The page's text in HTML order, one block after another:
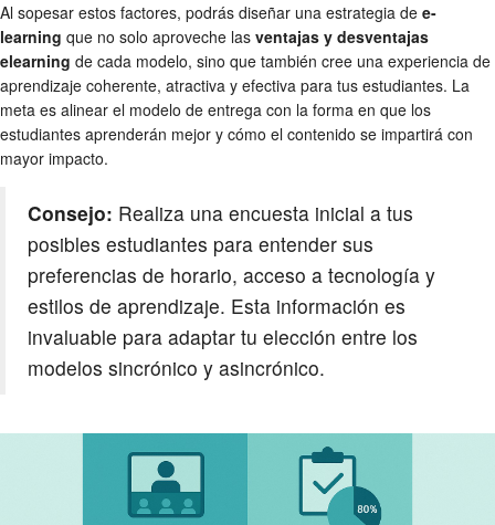
Al sopesar estos factores, podrás diseñar una estrategia de e-
learning que no solo aproveche las ventajas y desventajas
elearning de cada modelo, sino que también cree una experiencia de
aprendizaje coherente, atractiva y efectiva para tus estudiantes. La
meta es alinear el modelo de entrega con la forma en que los
estudiantes aprenderán mejor y cómo el contenido se impartirá con
mayor impacto.
Consejo: Realiza una encuesta inicial a tus
posibles estudiantes para entender sus
preferencias de horario, acceso a tecnología y
estilos de aprendizaje. Esta información es
invaluable para adaptar tu elección entre los
modelos sincrónico y asincrónico.